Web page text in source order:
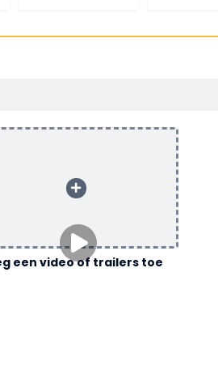
een video of trailers toe